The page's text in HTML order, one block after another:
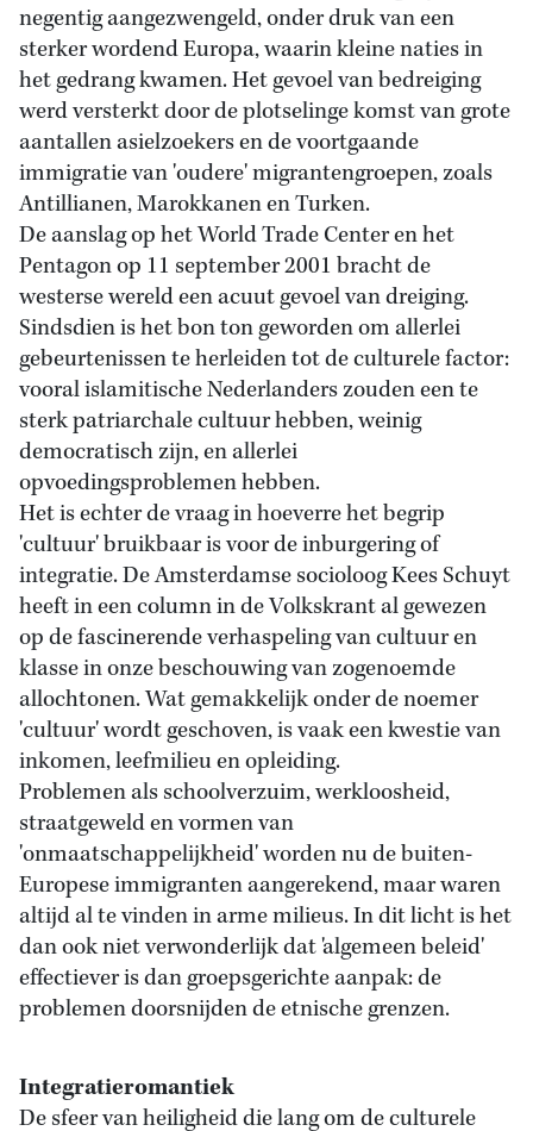
negentig aangezwengeld, onder druk van een
sterker wordend Europa, waarin kleine naties in
het gedrang kwamen. Het gevoel van bedreiging
werd versterkt door de plotselinge komst van grote
aantallen asielzoekers en de voortgaande
immigratie van 'oudere' migrantengroepen, zoals
Antillianen, Marokkanen en Turken.
De aanslag op het World Trade Center en het
Pentagon op 11 september 2001 bracht de
westerse wereld een acuut gevoel van dreiging.
Sindsdien is het bon ton geworden om allerlei
gebeurtenissen te herleiden tot de culturele factor:
vooral islamitische Nederlanders zouden een te
sterk patriarchale cultuur hebben, weinig
democratisch zijn, en allerlei
opvoedingsproblemen hebben.
Het is echter de vraag in hoeverre het begrip
'cultuur' bruikbaar is voor de inburgering of
integratie. De Amsterdamse socioloog Kees Schuyt
heeft in een column in de Volkskrant al gewezen
op de fascinerende verhaspeling van cultuur en
klasse in onze beschouwing van zogenoemde
allochtonen. Wat gemakkelijk onder de noemer
'cultuur' wordt geschoven, is vaak een kwestie van
inkomen, leefmilieu en opleiding.
Problemen als schoolverzuim, werkloosheid,
straatgeweld en vormen van
'onmaatschappelijkheid' worden nu de buiten-
Europese immigranten aangerekend, maar waren
altijd al te vinden in arme milieus. In dit licht is het
dan ook niet verwonderlijk dat 'algemeen beleid'
effectiever is dan groepsgerichte aanpak: de
problemen doorsnijden de etnische grenzen.
Integratieromantiek
De sfeer van heiligheid die lang om de culturele